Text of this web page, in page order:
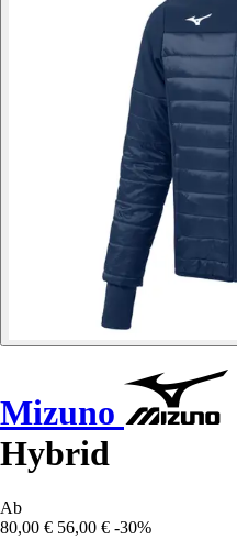
Mizuno
Hybrid
Ab
80,00 € 56,00 € -30%